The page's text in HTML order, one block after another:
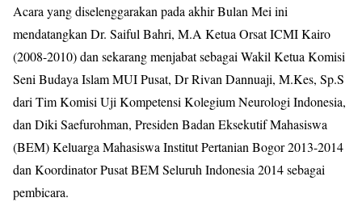
Acara yang diselenggarakan pada akhir Bulan Mei ini
mendatangkan Dr. Saiful Bahri, M.A Ketua Orsat ICMI Kairo
(2008-2010) dan sekarang menjabat sebagai Wakil Ketua Komisi
Seni Budaya Islam MUI Pusat, Dr Rivan Dannuaji, M.Kes, Sp.S
dari Tim Komisi Uji Kompetensi Kolegium Neurologi Indonesia,
dan Diki Saefurohman, Presiden Badan Eksekutif Mahasiswa
(BEM) Keluarga Mahasiswa Institut Pertanian Bogor 2013-2014
dan Koordinator Pusat BEM Seluruh Indonesia 2014 sebagai
pembicara.